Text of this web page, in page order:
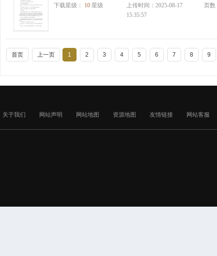
下载星级： 10 星级
上传时间：2025-08-17
15:35:57
页
首页 上一页 1 2 3 4 5 6 7 8 9
关于我们 网站声明 网站地图 资源地图 友情链接 网站客服